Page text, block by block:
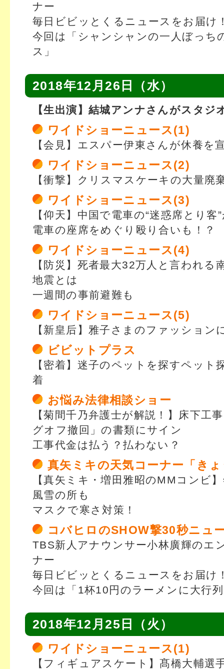
ナー
毎日ビビッとくるニュースをお届け
今回は「シャンシャンの一人ぼっち
ス」
2018年12月26日（水）
【生出演】結城アンナさんがスタジ
ワイドショーニュース(1)
【会見】エスパー伊東さんが休養を
ワイドショーニュース(2)
【衝撃】クリスマスケーキの大量廃
ワイドショーニュース(3)
【仰天】中国で電車の“迷惑席とり客
電車の座席をめぐり殴り合いも！？
ワイドショーニュース(4)
【防災】死者最大32万人と言われる
地震とは
一週間の事前避難も
ワイドショーニュース(5)
【新皇后】雅子さまのファッション
ビビットプラス
【密着】迷子のペットを探すペット
着
お悩み法律相談ショー
【菊間千乃弁護士が解説！】床下工
グオフ撤回」の書類にサイン
工事代金は払う？払わない？
真矢ミキの天気コーナー「き
【真矢ミキ・増田雅昭のMMコンビ
風雪の所も
マスクで寒さ対策！
コバヒロのSHOW撃30秒ニュ
TBS新人アナウンサー小林廣輝のエ
ナー
毎日ビビッとくるニュースをお届け
今回は「1杯10円のラーメンに大行
2018年12月25日（火）
ワイドショーニュース(1)
【フィギュアスケート】髙橋大輔選